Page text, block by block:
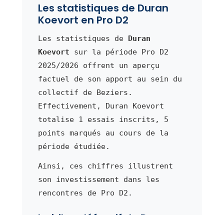
Les statistiques de Duran
Koevort en Pro D2
Les statistiques de Duran
Koevort sur la période Pro D2
2025/2026 offrent un aperçu
factuel de son apport au sein du
collectif de Beziers.
Effectivement, Duran Koevort
totalise 1 essais inscrits, 5
points marqués au cours de la
période étudiée.
Ainsi, ces chiffres illustrent
son investissement dans les
rencontres de Pro D2.